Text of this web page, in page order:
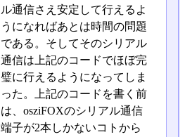
ル通信さえ安定して行えるよ
うになればあとは時間の問題
である。そしてそのシリアル
通信は上記のコードでほぼ完
璧に行えるようになってしま
った。上記のコードを書く前
は、osziFOXのシリアル通信
端子が2本しかないコトから